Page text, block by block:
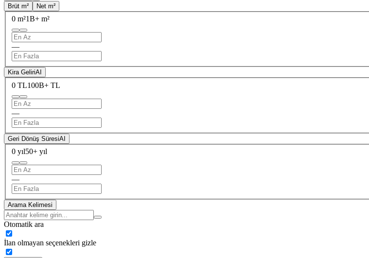
Brüt m²
Net m²
0 m²1B+ m²
—
Kira GeliriAI
0 TL100B+ TL
—
Geri Dönüş SüresiAI
0 yıl50+ yıl
—
Arama Kelimesi
Otomatik ara
İlan olmayan seçenekleri gizle